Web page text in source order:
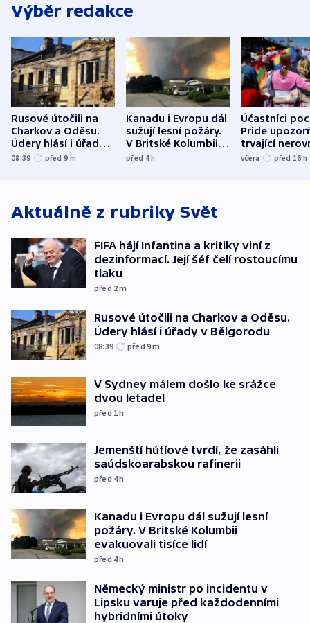
Výběr redakce
Rusové útočili na
Charkov a Oděsu.
Údery hlásí i úřady v
Bělgorodu
08:39 před 9 m
Kanadu i Evropu dál
sužují lesní požáry.
V Britské Kolumbii
evakuovali tisíce lidí
před 4h
Účastníci
Pride
trvající
včera před 16 h
Aktuálně z rubriky Svět
FIFA hájí Infantina a kritiky viní z
dezinformací. Její šéf čelí rostoucímu
tlaku
před 2m
Rusové útočili na Charkov a Oděsu.
Údery hlásí i úřady v Bělgorodu
08:39 před 9m
V Sydney málem došlo ke srážce
dvou letadel
před 1h
Jemenští hútíové tvrdí, že zasáhli
saúdskoarabskou rafinerii
před 4h
Kanadu i Evropu dál sužují lesní
požáry. V Britské Kolumbii
evakuovali tisíce lidí
před 4h
Německý ministr po incidentu v
Lipsku varuje před každodenními
hybridními útoky